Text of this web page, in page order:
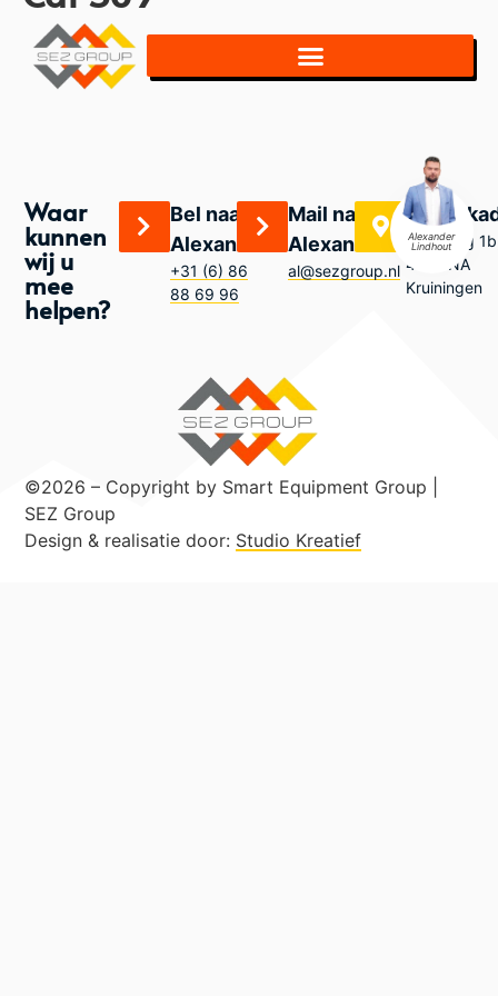
Waar
kunnen
wij u
mee
helpen?
Bel naar
Alexander
+31 (6) 86
88 69 96
Mail naar
Alexander
al@sezgroup.nl
Zandweg
4416 NA
Kruiningen
Alexander
Lindhout
©2026 – Copyright by Smart Equipment Group |
SEZ Group
Design & realisatie door: Studio Kreatief